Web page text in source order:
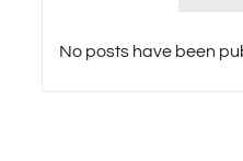
No posts have been